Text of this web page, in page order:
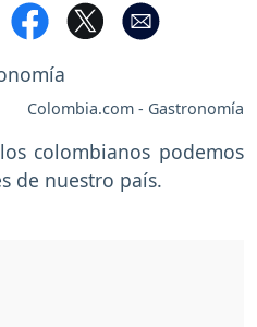
Colombia.com - Gastronomía
colombianos podemos
de nuestro país.